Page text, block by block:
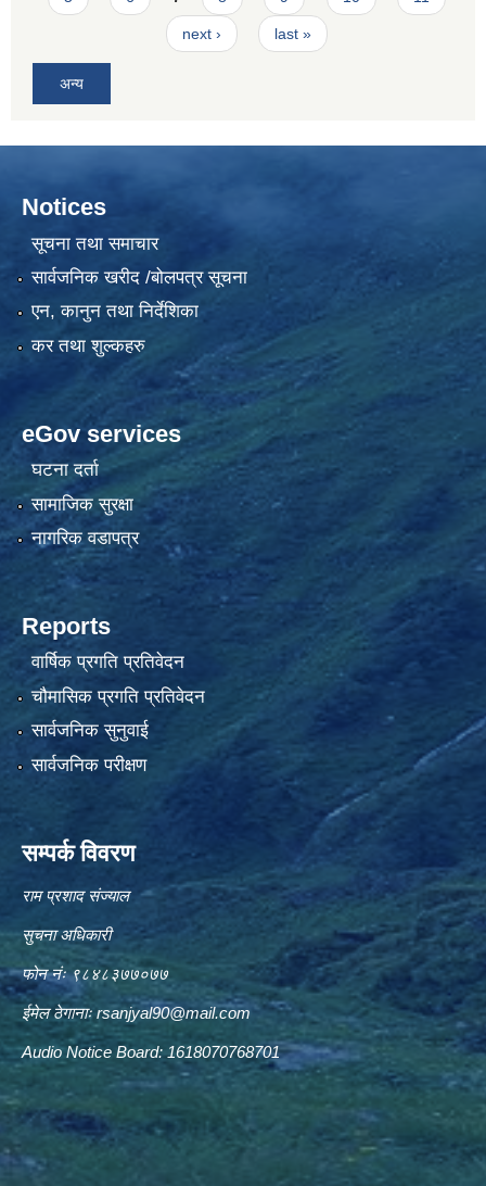
next › last »
अन्य
Notices
सूचना तथा समाचार
सार्वजनिक खरीद /बोलपत्र सूचना
एन, कानुन तथा निर्देशिका
कर तथा शुल्कहरु
eGov services
घटना दर्ता
सामाजिक सुरक्षा
नागरिक वडापत्र
Reports
वार्षिक प्रगति प्रतिवेदन
चौमासिक प्रगति प्रतिवेदन
सार्वजनिक सुनुवाई
सार्वजनिक परीक्षण
सम्पर्क विवरण
राम प्रशाद संज्याल
सुचना अधिकारी
फोन नंः ९८४८३७७०७७
ईमेल ठेगानाःrsanjyal90@mail.com
Audio Notice Board: 1618070768701